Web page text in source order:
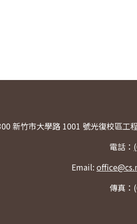
新竹市大學路 1001 號光復校區工
電話：
Email:
傳真：